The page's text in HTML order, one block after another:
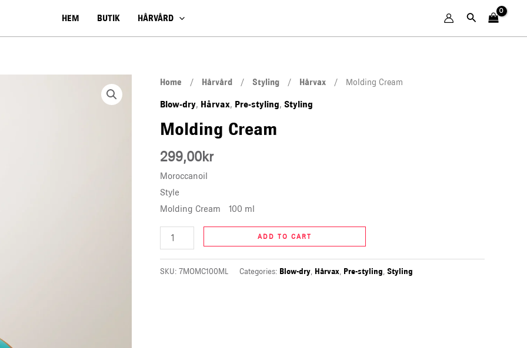
HEM BUTIK HÅRVÅRD Search
Home / Hårvård / Styling / Hårvax / Molding Cream
Blow-dry, Hårvax, Pre-styling, Styling
Molding Cream
299,00kr
Moroccanoil
Style
Molding Cream 100 ml
Molding
Cream
ADD TO CART
SKU: 7MOMC100ML Categories: Blow-dry, Hårvax, Pre-styling, Styling